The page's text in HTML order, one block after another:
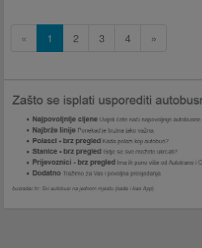
« 1 2 3 4 »